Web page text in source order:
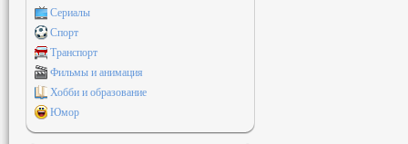
Сериалы
Спорт
Транспорт
Фильмы и анимация
Хобби и образование
Юмор